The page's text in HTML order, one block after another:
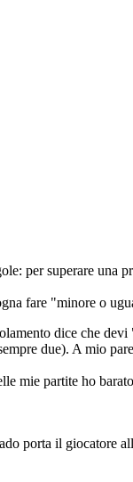
per superare una
fare "minore o
dice che
due). A mio
mie partite ho
porta il giocatore